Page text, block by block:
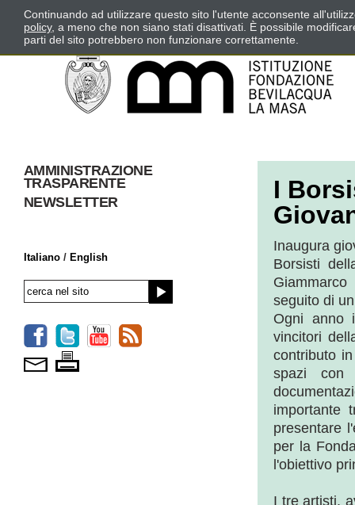
AMMINISTRAZIONE
TRASPARENTE
NEWSLETTER
Italiano / English
I
Inaugura
Borsisti
seguito di
Ogni anno
vincitori
contributo
spazi con
importante
presentare
per la
l'obiettivo
I tre artisti,
Continuando ad utilizzare questo sito l'utente acconsente
policy, a meno che non siano stati disattivati. È possibile
parti del sito potrebbero non funzionare correttamente.